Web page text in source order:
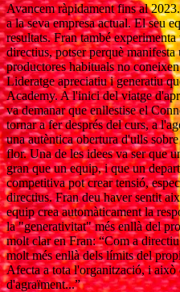
Avancem ràpidament fins al
a la seva empresa actual. El seu
resultats. Fran també
directius, potser perquè
productores habituals no
Lideratge apreciatiu i generatiu
Academy. A l'inici del viatge
va demanar que enllestise el
tornar a fer després del curs, a
una autèntica obertura d'ulls
flor. Una de les idees va ser que
gran que un equip, i que un
competitiva pot crear tensió,
directius. Fran deu haver sentit
equip crea automàticament la
la "generativitat" més enllà del
molt clar en Fran: “Com a
molt més enllà dels límits del
Afecta a tota l'organització, i això
d'agraïment...”